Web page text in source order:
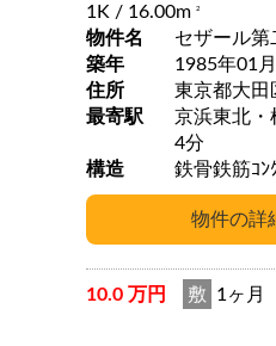
1K / 16.00m 2
物件名
セザール第
築年
1985年01月
住所
東京都大田
最寄駅
京浜東北・根
4分
構造
鉄骨鉄筋ｺﾝ
10.0 万円 敷 1ヶ月